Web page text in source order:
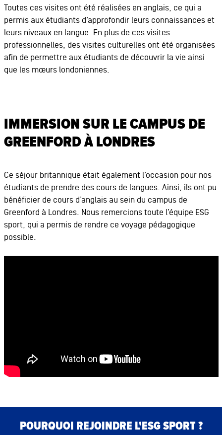
Toutes ces visites ont été réalisées en anglais, ce qui a
permis aux étudiants d’approfondir leurs connaissances et
leurs niveaux en langue. En plus de ces visites
professionnelles, des visites culturelles ont été organisées
afin de permettre aux étudiants de découvrir la vie ainsi
que les mœurs londoniennes.
IMMERSION SUR LE CAMPUS DE
GREENFORD À LONDRES
Ce séjour britannique était également l’occasion pour nos
étudiants de prendre des cours de langues. Ainsi, ils ont pu
bénéficier de cours d’anglais au sein du campus de
Greenford à Londres. Nous remercions toute l’équipe ESG
sport, qui a permis de rendre ce voyage pédagogique
possible.
POURQUOI REJOINDRE L'ESG SPORT ?